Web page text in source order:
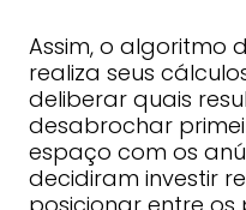
Assim, o algoritmo
realiza seus
deliberar quais
desabrochar
espaço com os
decidiram investir